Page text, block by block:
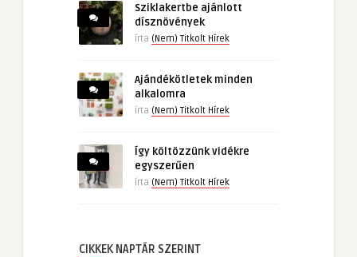
Sziklakertbe ajánlott
dísznövények
írta (Nem) Titkolt Hírek
Ajándékötletek minden
alkalomra
írta (Nem) Titkolt Hírek
Így költözzünk vidékre
egyszerűen
írta (Nem) Titkolt Hírek
CIKKEK NAPTÁR SZERINT